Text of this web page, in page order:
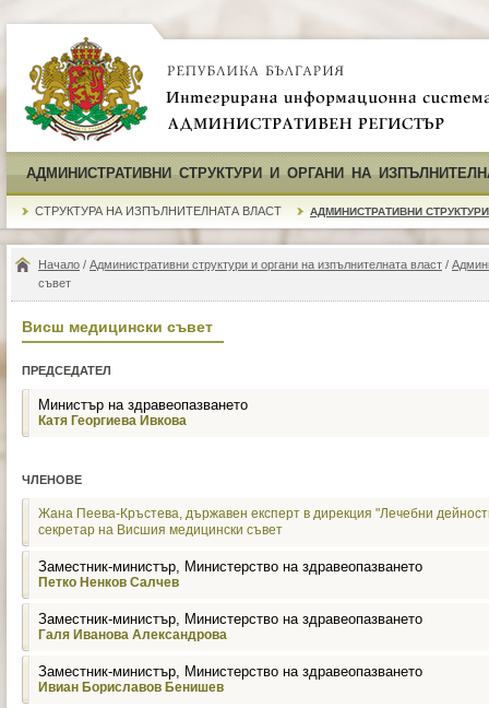
АДМИНИСТРАТИВНИ СТРУКТУРИ И ОРГАНИ НА
СТРУКТУРА НА ИЗПЪЛНИТЕЛНАТА ВЛАСТ АДМИНИСТРАТИВНИ СТРУКТУРИ
Начало / Административни структури и органи на изпълнителната власт /
съвет
Висш медицински съвет
ПРЕДСЕДАТЕЛ
Министър на здравеопазването
Катя Георгиева Ивкова
ЧЛЕНОВЕ
Жана Пеева-Кръстева, държавен експерт в дирекция "Лечебни
секретар на Висшия медицински съвет
Заместник-министър, Министерство на здравеопазването
Петко Ненков Салчев
Заместник-министър, Министерство на здравеопазването
Галя Иванова Александрова
Заместник-министър, Министерство на здравеопазването
Ивиан Бориславов Бенишев